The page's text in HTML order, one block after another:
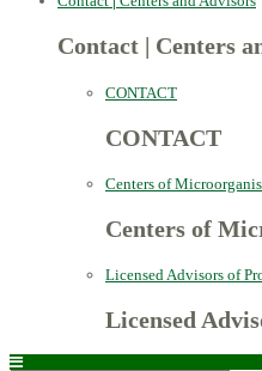
Contact Centers
CONTACT
CONTACT
Centers of
Centers of
Licensed Advisors of
Licensed